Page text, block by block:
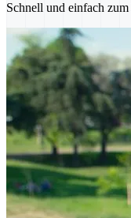
Schnell und einfach